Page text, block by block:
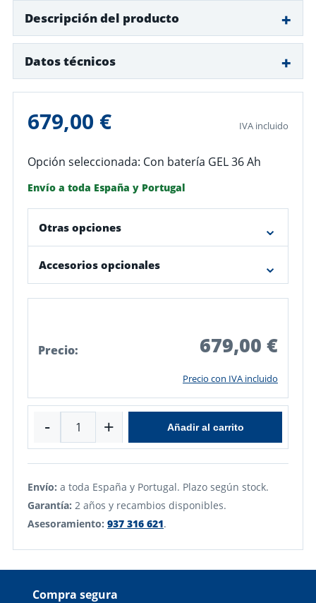
Descripción del producto
Datos técnicos
679,00 € IVA incluido
Opción seleccionada: Con batería GEL 36 Ah
Envío a toda España y Portugal
Otras opciones
Accesorios opcionales
Precio: 679,00 €
Precio con IVA incluido
- + Añadir al carrito
Envío: a toda España y Portugal. Plazo según stock.
Garantía: 2 años y recambios disponibles.
Asesoramiento: 937 316 621.
Compra segura